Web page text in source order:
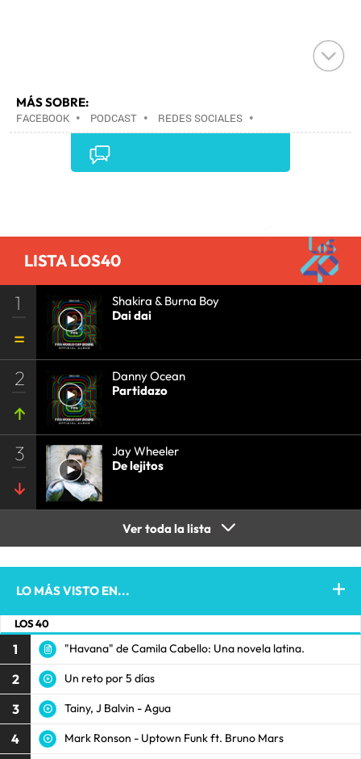
MÁS SOBRE:
FACEBOOK • PODCAST • REDES SOCIALES •
ARCHIVOS MULTIMEDIA•INTERNET•EMPRESAS
•TELECOMUNICACIONES
COMUNICACIONES•
LISTA LOS40
1
Shakira & Burna Boy
Dai dai
2
Danny Ocean
Partidazo
3
Jay Wheeler
De lejitos
Ver toda la lista
LO MÁS VISTO EN...
LOS 40
1 "Havana" de Camila Cabello: Una novela latina.
2 Un reto por 5 días
3 Tainy, J Balvin - Agua
4 Mark Ronson - Uptown Funk ft. Bruno Mars